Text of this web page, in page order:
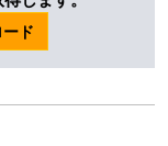
ド